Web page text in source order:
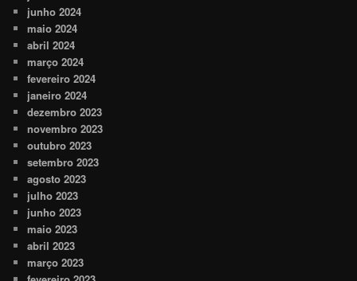
junho 2024
maio 2024
abril 2024
março 2024
fevereiro 2024
janeiro 2024
dezembro 2023
novembro 2023
outubro 2023
setembro 2023
agosto 2023
julho 2023
junho 2023
maio 2023
abril 2023
março 2023